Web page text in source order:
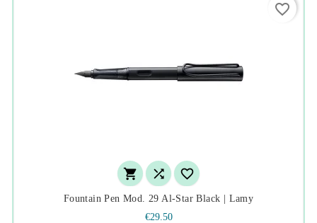
  
Fountain Pen Mod. 29 Al-Star Black | Lamy
€29.50
favorite_border